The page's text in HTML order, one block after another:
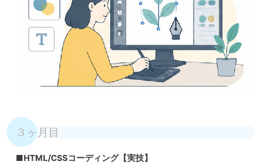
３ヶ月目
■HTML/CSSコーディング【実技】